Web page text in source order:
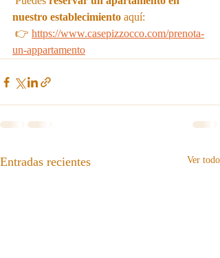
nuestro establecimiento aquí:
👉 https://www.casepizzocco.com/prenota-
un-appartamento
Entradas recientes Ver todo